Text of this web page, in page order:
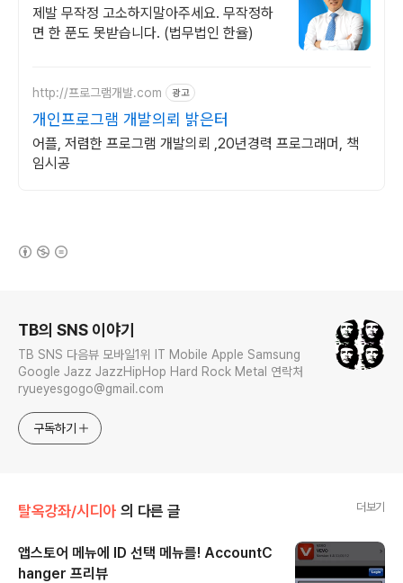
승소(3억7천) 사례보유
제발 무작정 고소하지말아주세요. 무작정하
면 한 푼도 못받습니다. (법무법인 한율)
http://프로그램개발.com 광고
개인프로그램 개발의뢰 밝은터
어플, 저렴한 프로그램 개발의뢰 ,20년경력 프로그래머, 책
임시공
TB의 SNS 이야기
TB SNS 다음뷰 모바일1위 IT Mobile Apple Samsung
Google Jazz JazzHipHop Hard Rock Metal 연락처
ryueyesgogo@gmail.com
구독하기
탈옥강좌/시디아 의 다른 글 더보기
앱스토어 메뉴에 ID 선택 메뉴를! AccountC
hanger 프리뷰